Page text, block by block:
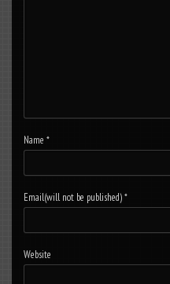
Name*
Email(will not be published)*
Website